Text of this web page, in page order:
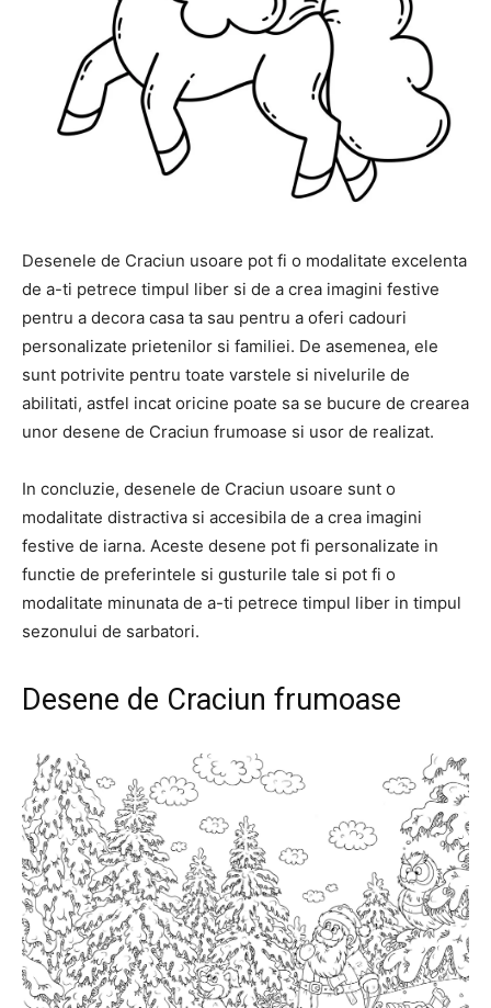
Desenele de Craciun usoare pot fi o modalitate excelenta
de a-ti petrece timpul liber si de a crea imagini festive
pentru a decora casa ta sau pentru a oferi cadouri
personalizate prietenilor si familiei. De asemenea, ele
sunt potrivite pentru toate varstele si nivelurile de
abilitati, astfel incat oricine poate sa se bucure de crearea
unor desene de Craciun frumoase si usor de realizat.
In concluzie, desenele de Craciun usoare sunt o
modalitate distractiva si accesibila de a crea imagini
festive de iarna. Aceste desene pot fi personalizate in
functie de preferintele si gusturile tale si pot fi o
modalitate minunata de a-ti petrece timpul liber in timpul
sezonului de sarbatori.
Desene de Craciun frumoase